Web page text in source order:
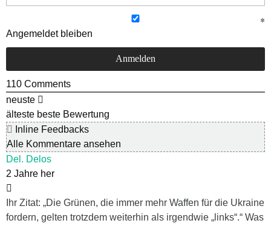
Angemeldet bleiben
110 Comments
neuste
älteste beste Bewertung
Inline Feedbacks
Alle Kommentare ansehen
Del. Delos
2 Jahre her
Ihr Zitat: „Die Grünen, die immer mehr Waffen für die Ukraine
fordern, gelten trotzdem weiterhin als irgendwie „links“.“ Was